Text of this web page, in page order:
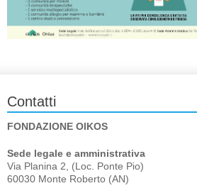
Contatti
FONDAZIONE OIKOS
Sede legale e amministrativa
Via Planina 2, (Loc. Ponte Pio)
60030 Monte Roberto (AN)